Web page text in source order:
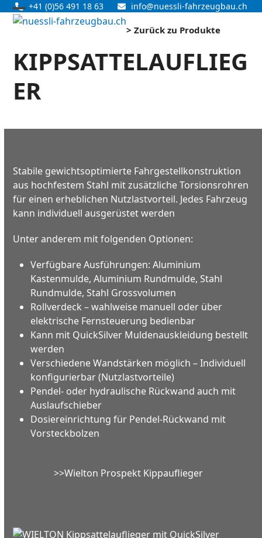
Skip
+41 (0)56 491 18 63 info@nuessli-fahrzeugbau.ch
Open
menu
Close
menu
> Zurück zu Produkte
KIPPSATTELAUFLIEG
ER
Stabile gewichtsoptimierte Fahrgestellkonstruktion
aus hochfestem Stahl mit zusätzliche Torsionsrohren
für einen erheblichen Nutzlastvorteil. Jedes Fahrzeug
kann individuell ausgerüstet werden
Unter anderem mit folgenden Optionen:
Verfügbare Ausführungen: Aluminium
Kastenmulde, Aluminium Rundmulde, Stahl
Rundmulde, Stahl Grossvolumen
Rollverdeck – wahlweise manuell oder über
elektrische Fernsteuerung bedienbar
Kann mit QuickSilver Muldenauskleidung bestellt
werden
Verschiedene Wandstärken möglich – Individuell
konfigurierbar (Nutzlastvorteile)
Pendel- oder hydraulische Rückwand auch mit
Auslaufschieber
Dosiereinrichtung für Pendel-Rückwand mit
Vorsteckbolzen
>>Wielton Prospekt Kippauflieger